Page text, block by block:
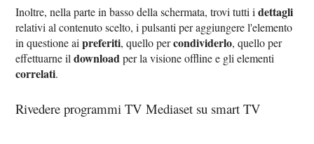
Inoltre, nella parte in basso della schermata, trovi tutti idettagli
relativi al contenuto scelto, i pulsanti per aggiungere l'elemento
in questione aipreferiti, quello percondividerlo, quello per
effettuarne ildownloadper la visione offline e gli elementi
correlati.
Rivedere programmi TV Mediaset su smart TV